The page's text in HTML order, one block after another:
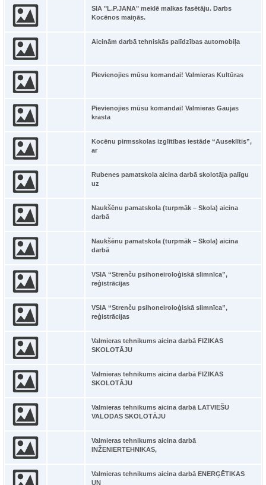
SIA "L.P.JANA" meklē malkas fasētāju. Darbs
Kocēnos maiņās.
Aicinām darbā tehniskās palīdzības automobiļa
Pievienojies mūsu komandai! Valmieras Kultūras
Pievienojies mūsu komandai! Valmieras Gaujas
krasta
Kocēnu pirmsskolas izglītības iestāde “Auseklītis”,
ar
Rubenes pamatskola aicina darbā skolotāja palīgu
uz
Naukšēnu pamatskola (turpmāk – Skola) aicina
darbā
Naukšēnu pamatskola (turpmāk – Skola) aicina
darbā
VSIA “Strenču psihoneiroloģiskā slimnīca”,
reģistrācijas
VSIA “Strenču psihoneiroloģiskā slimnīca”,
reģistrācijas
Valmieras tehnikums aicina darbā FIZIKAS
SKOLOTĀJU
Valmieras tehnikums aicina darbā FIZIKAS
SKOLOTĀJU
Valmieras tehnikums aicina darbā LATVIEŠU
VALODAS SKOLOTĀJU
Valmieras tehnikums aicina darbā
INŽENIERTEHNIKAS,
Valmieras tehnikums aicina darbā ENERĢĒTIKAS
UN